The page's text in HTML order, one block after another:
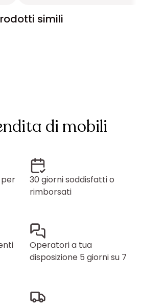
simili
di mobili
per
30 giorni soddisfatti o
rimborsati
Operatori a tua
disposizione 5 giorni su 7